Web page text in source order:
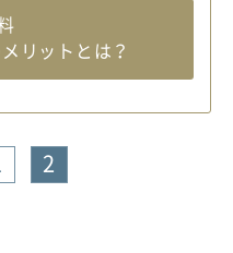
リットとは？
2